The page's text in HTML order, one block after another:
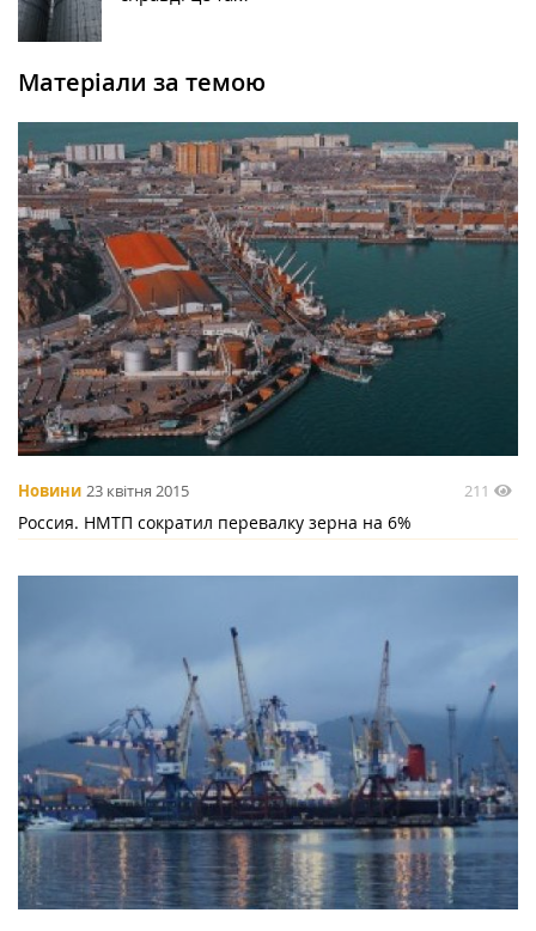
Матеріали за темою
Новини 23 квітня 2015 211
Россия. НМТП сократил перевалку зерна на 6%